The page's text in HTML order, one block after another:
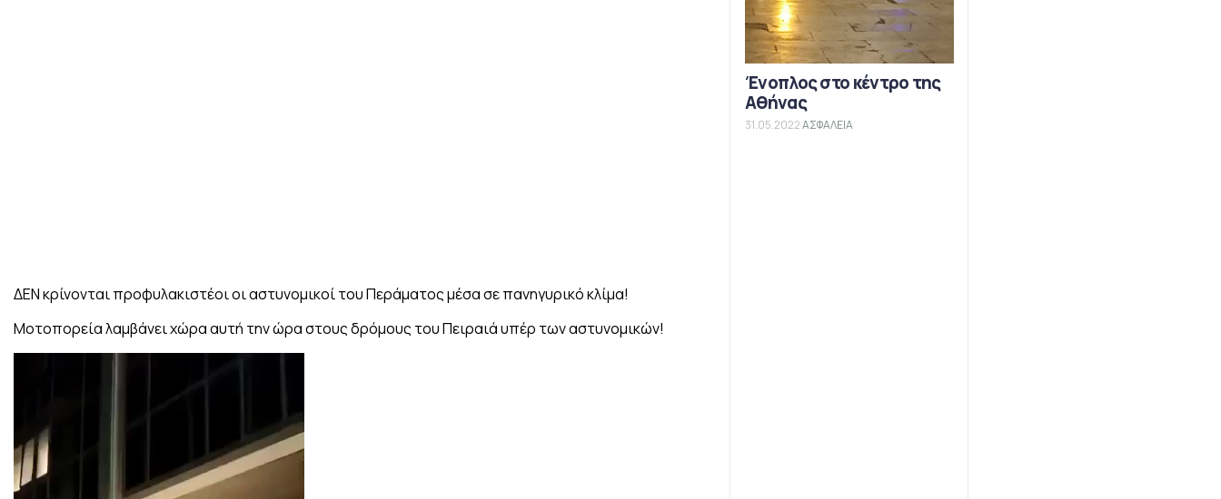
ΔEN κρίνονται προφυλακιστέοι οι αστυνομικοί του Περάματος μέσα σε πανηγυρικό κλίμα!
Μοτοπορεία λαμβάνει χώρα αυτή την ώρα στους δρόμους του Πειραιά υπέρ των αστυνομικών!
Ένοπλος στο κέντρο της
Αθήνας
31.05.2022ΑΣΦΑΛΕΙΑ